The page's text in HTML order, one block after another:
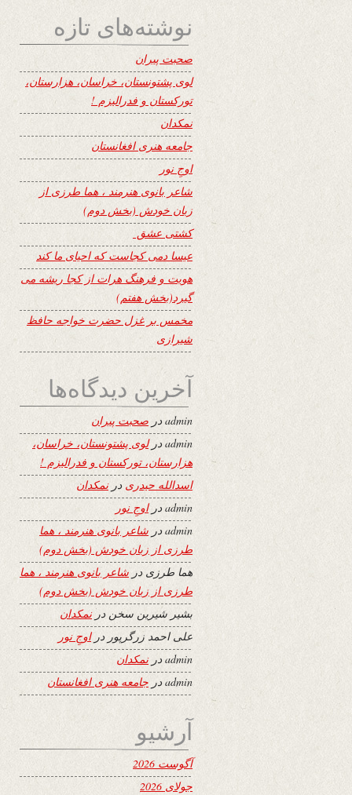
نوشته‌های تازه
صحبت پیران
لوی پشتونستان، خراسان، هزارستان،
تورکستان و فدرالیزم !
نمکدان
جامعه هنری افغانستان
اوجِ نور
شاعر بانوی هنرمند ، هما طرزی از
زبان خودش (بخش دوم)
کشتی عشق
عیسا دمی کجاست که احیای ما کند
هویت و فرهنگ هرات از کجا ریشه می
گیرد(بخش هفتم)
مخمس بر غزل حضرت خواجه حافظ
شیرازی
آخرین دیدگاه‌ها
adminدر صحبت پیران
admin درلوی پشتونستان، خراسان،
هزارستان، تورکستان و فدرالیزم !
اسدالله حیدری درنمکدان
adminدراوجِ نور
adminدر شاعر بانوی هنرمند ، هما
طرزی از زبان خودش (بخش دوم)
هما طرزی در شاعر بانوی هنرمند ، هما
طرزی از زبان خودش (بخش دوم)
بشیر شیرین سخن درنمکدان
علی احمد زرگرپور دراوجِ نور
adminدرنمکدان
admin در جامعه هنری افغانستان
آرشیو
آگوست 2026
جولای 2026